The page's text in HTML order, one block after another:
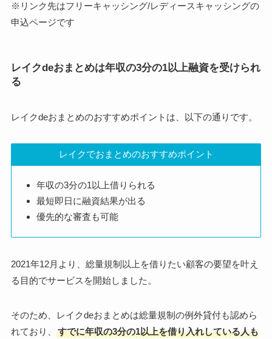
※リンク先はフリーキャッシング/レディースキャッシングの
申込ページです
レイクdeおまとめは年収の3分の1以上融資を受けられ
る
レイクdeおまとめのおすすめポイントは、以下の通りです。
レイクでおまとめのおすすめポイント
年収の3分の1以上借りられる
最短即日に融資結果が出る
優先的な審査も可能
2021年12月より、総量規制以上を借りたい顧客の要望を叶え
る目的でサービスを開始しました。
そのため、レイクdeおまとめは総量規制の例外貸付も認めら
れており、
すでに年収の3分の1以上を借り入れしている人も